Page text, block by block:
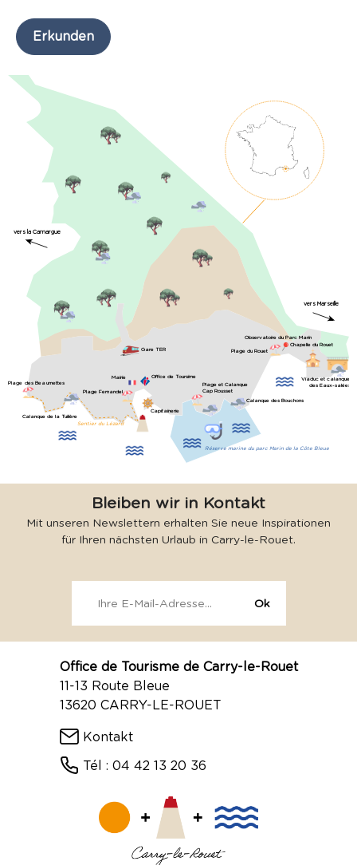
Erkunden
vers Marseille
Viaduc et calanque
des Eaux-salées
Observatoire du Parc Marin
Chapelle du Rouet
Plage du Rouet
Gare TER
Calanque des Bouchons
Office de Toursime
Capitainerie
Plage et Calanque
Cap Rousset
Calanque de la Tuilière
Plage des Beaumettes
Mairie
Plage Fernandel
Réserve marine du parc Marin de la Côte Bleue
Sentier du Lézard
vers la Camargue
Bleiben wir in Kontakt
Mit unseren Newslettern erhalten Sie neue Inspirationen
für Ihren nächsten Urlaub in Carry-le-Rouet.
Office de Tourisme de Carry-le-Rouet
11-13 Route Bleue
13620 CARRY-LE-ROUET
Kontakt
Tél : 04 42 13 20 36